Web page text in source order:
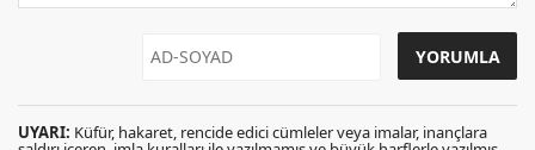
UYARI: Küfür, hakaret, rencide edici cümleler veya imalar, inançlara